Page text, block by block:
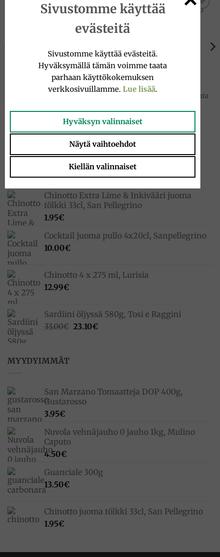
Add to
wishlist
KEITTIÖTARVIKKEITA
13.00€
SICILIA
Arancini muotti, slim a punta
26.90€
Chinotto Extra Lime & Inkivääri juoma
tölkki 33cl, San Pellegrino
1.95€
Cocktail juoma pullo 4x20cl, Sanpellegrino
10.00€
Chinotto 4 x 275 ml, Lurisia
12.99€
Sardiini öljyssä 580g, Tosi e Raggini
33.00€ Alkuperäinen
23.10€Nykyinen
MYYDYIMMÄT
San Marzano Tomaatteja DOP 400g,
Gustarosso
3.95€
Nuvola vehnäjauho 0 jauho 1kg, Mulino
Caputo
4.50€
Guanciale 300g
13.50€
Chinotto juoma tölkki 33cl, San Pellegrino
1.95€
Sivustomme käyttää
evästeitä
Sivustomme käyttää evästeitä.
Hyväksymällä tämän voimme taata
parhaan käyttökokemuksen
verkkosivuillamme. Lue lisää.
Hyväksyn valinnaiset
Näytä vaihtoehdot
Kiellän valinnaiset